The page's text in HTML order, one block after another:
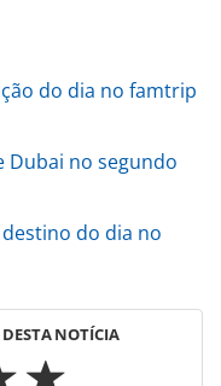
do dia no famtrip
Dubai no segundo
do dia no
NOTÍCIA